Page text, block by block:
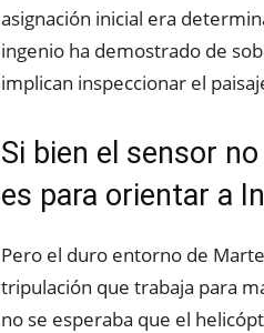
asignación inicial era
ingenio ha demostrado de
implican inspeccionar el
Si bien el sensor
es para orientar a
Pero el duro entorno de
tripulación que trabaja para
no se esperaba que el